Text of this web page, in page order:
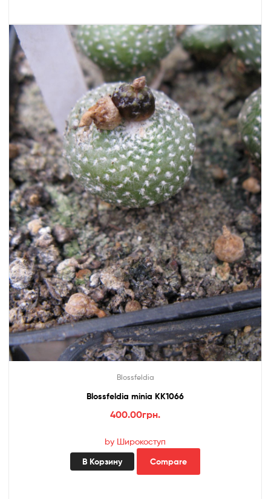
Blossfeldia
Blossfeldia minia KK1066
400.00грн.
by Широкоступ
В Корзину Compare